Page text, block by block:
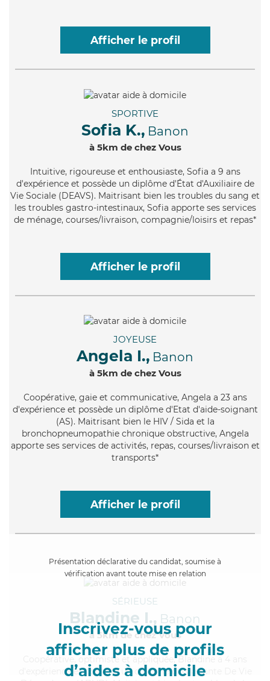
Afficher le profil
SPORTIVE
Sofia K., Banon
à 5km de chez Vous
Intuitive, rigoureuse et enthousiaste, Sofia a 9 ans
d'expérience et possède un diplôme d'État d'Auxiliaire de
Vie Sociale (DEAVS). Maitrisant bien les troubles du sang et
les troubles gastro-intestinaux, Sofia apporte ses services
de ménage, courses/livraison, compagnie/loisirs et repas*
Afficher le profil
JOYEUSE
Angela I., Banon
à 5km de chez Vous
Coopérative, gaie et communicative, Angela a 23 ans
d'expérience et possède un diplôme d'Etat d'aide-soignant
(AS). Maitrisant bien le HIV / Sida et la
bronchopneumopathie chronique obstructive, Angela
apporte ses services de activités, repas, courses/livraison et
transports*
Afficher le profil
Présentation déclarative du candidat, soumise à
vérification avant toute mise en relation
Inscrivez-vous pour
afficher plus de profils
d’aides à domicile
SÉRIEUSE
Blandine I., Banon
à 5km de chez Vous
, optimiste et appliquée, Blandine a 4 ans
d'expérience et possède un diplôme d'Assistante De Vie